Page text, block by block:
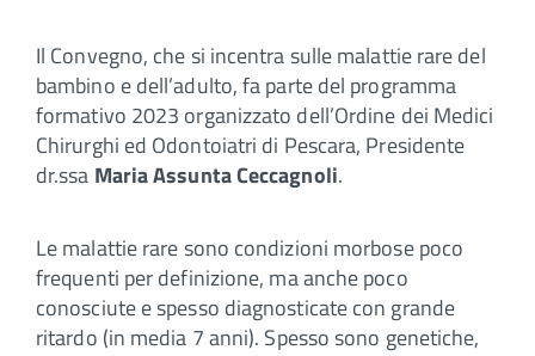
Il Convegno, che si incentra sulle malattie rare del
bambino e dell’adulto, fa parte del programma
formativo 2023 organizzato dell’Ordine dei Medici
Chirurghi ed Odontoiatri di Pescara, Presidente
dr.ssa Maria Assunta Ceccagnoli.
Le malattie rare sono condizioni morbose poco
frequenti per definizione, ma anche poco
conosciute e spesso diagnosticate con grande
ritardo (in media 7 anni). Spesso sono genetiche,